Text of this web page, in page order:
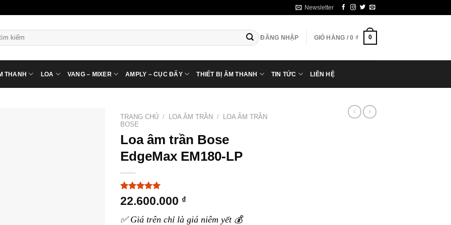
Newsletter
ĐĂNG NHẬP GIỎ HÀNG /0 ₫ 0
THANH LOA VANG – MIXER AMPLY – CỤC ĐẨY THIẾT BỊ ÂM THANH TIN TỨC LIÊN HỆ
TRANG CHỦ / LOA ÂM TRẦN /
LOA ÂM TRẦN
BOSE
Loa âm trần Bose
EdgeMax EM180-LP
5.00 trên 5
dựa trên
3
22.600.000 ₫
✅ Giá trên chỉ là giá niêm yết 💰